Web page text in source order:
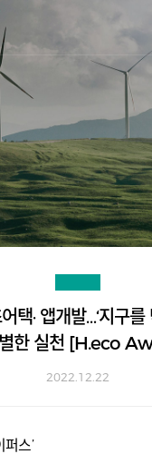
택· 앱개발…‘지구를
별한 실천 [H.eco
2022.12.22
스’